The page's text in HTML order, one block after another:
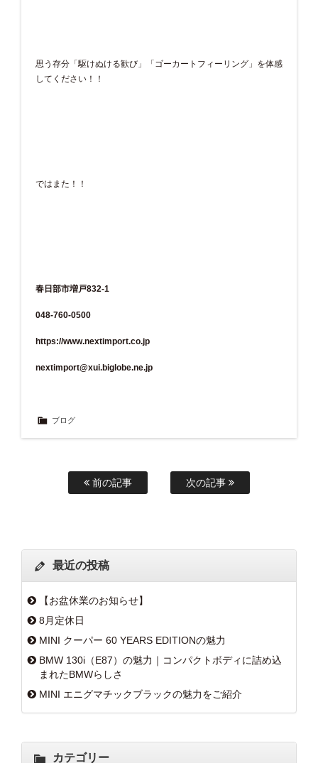
思う存分「駆けぬける歓び」「ゴーカートフィーリング」を体感
してください！！
ではまた！！
春日部市増戸832-1
048-760-0500
https://www.nextimport.co.jp
nextimport@xui.biglobe.ne.jp
ブログ
前の記事 次の記事
最近の投稿
【お盆休業のお知らせ】
8月定休日
MINI クーパー 60 YEARS EDITIONの魅力
BMW 130i（E87）の魅力｜コンパクトボディに詰め込
まれたBMWらしさ
MINI エニグマチックブラックの魅力をご紹介
カテゴリー